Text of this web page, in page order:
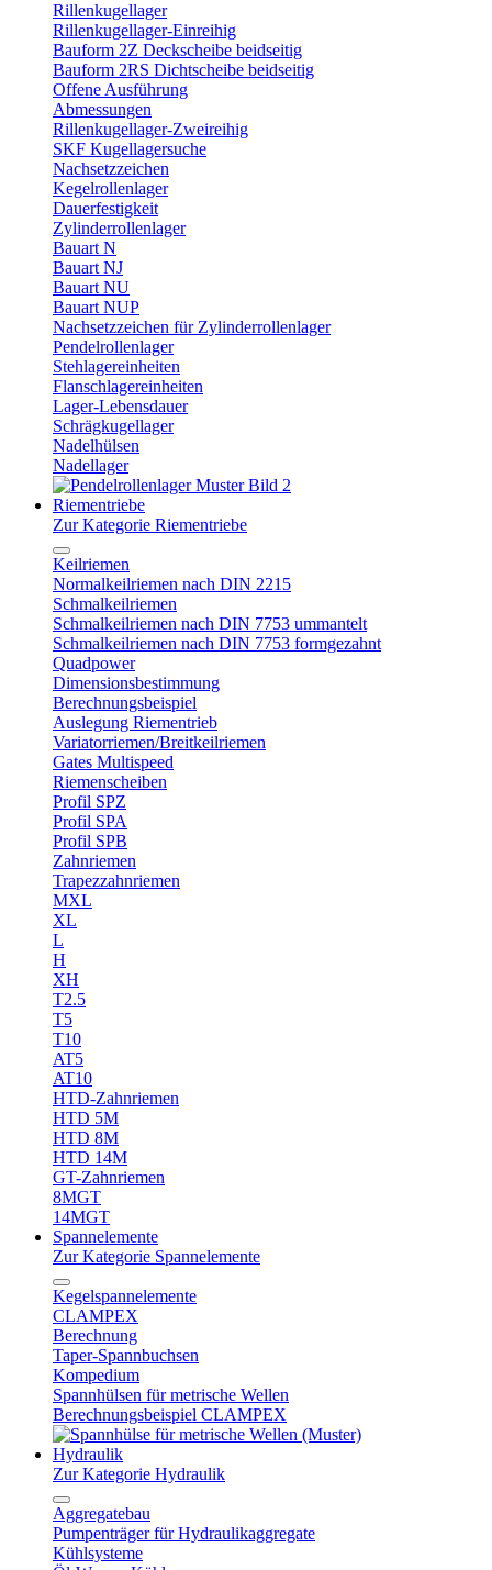
Rillenkugellager
Rillenkugellager-Einreihig
Bauform 2Z Deckscheibe beidseitig
Bauform 2RS Dichtscheibe beidseitig
Offene Ausführung
Abmessungen
Rillenkugellager-Zweireihig
SKF Kugellagersuche
Nachsetzzeichen
Kegelrollenlager
Dauerfestigkeit
Zylinderrollenlager
Bauart N
Bauart NJ
Bauart NU
Bauart NUP
Nachsetzzeichen für Zylinderrollenlager
Pendelrollenlager
Stehlagereinheiten
Flanschlagereinheiten
Lager-Lebensdauer
Schrägkugellager
Nadelhülsen
Nadellager
Riementriebe
Zur Kategorie Riementriebe
Keilriemen
Normalkeilriemen nach DIN 2215
Schmalkeilriemen
Schmalkeilriemen nach DIN 7753 ummantelt
Schmalkeilriemen nach DIN 7753 formgezahnt
Quadpower
Dimensionsbestimmung
Berechnungsbeispiel
Auslegung Riementrieb
Variatorriemen/Breitkeilriemen
Gates Multispeed
Riemenscheiben
Profil SPZ
Profil SPA
Profil SPB
Zahnriemen
Trapezzahnriemen
MXL
XL
L
H
XH
T2.5
T5
T10
AT5
AT10
HTD-Zahnriemen
HTD 5M
HTD 8M
HTD 14M
GT-Zahnriemen
8MGT
14MGT
Spannelemente
Zur Kategorie Spannelemente
Kegelspannelemente
CLAMPEX
Berechnung
Taper-Spannbuchsen
Kompedium
Spannhülsen für metrische Wellen
Berechnungsbeispiel CLAMPEX
Hydraulik
Zur Kategorie Hydraulik
Aggregatebau
Pumpenträger für Hydraulikaggregate
Kühlsysteme